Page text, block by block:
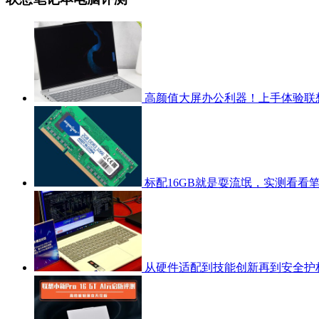
高颜值大屏办公利器！上手体验联
标配16GB就是耍流氓，实测看看
从硬件适配到技能创新再到安全护